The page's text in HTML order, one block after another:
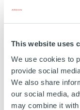
This website uses
We use cookies to
provide social
We also share
our social media,
may combine it
https://